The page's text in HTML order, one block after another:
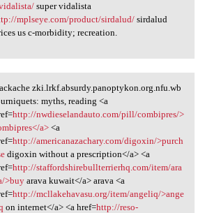
super vidalista
mplseye.com/product/sirdalud/sirdalud
us c-morbidity; recreation.
zki.lrkf.absurdy
zki.lrkf.absurdy.panoptykon.org.nfu.wb
myths, reading <a
http://nwdieselandauto.com/pill/combipres/>
a><a
http://americanazachary.com/digoxin/>purch
digoxin without a prescription</a> <a
http://staffordshirebullterrierhq.com/item/ara
>buyarava kuwait</a> arava <a
http://mcllakehavasu.org/item/angeliq/>ange
on internet</a> <a href=http://reso-